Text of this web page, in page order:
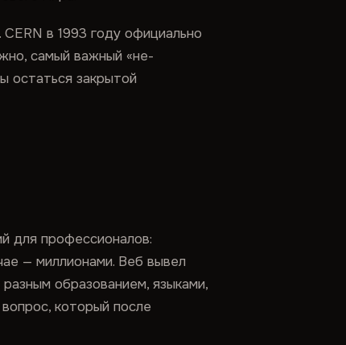
в 1993 году официально
самый важный «не-
остаться закрытой
для профессионалов:
— миллионами. Веб вывел
образованием, языками,
который после